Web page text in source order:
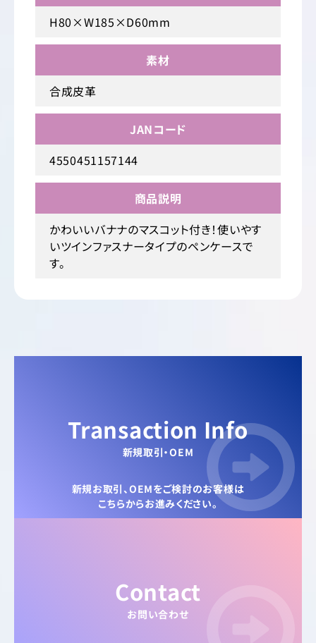
H80×W185×D60mm
素材
合成皮革
JANコード
4550451157144
商品説明
かわいいバナナのマスコット付き！使いやす
いツインファスナータイプのペンケースで
す。
Transaction Info
新規取引・OEM
新規お取引、OEMをご検討のお客様は
こちらからお進みください。
Contact
お問い合わせ